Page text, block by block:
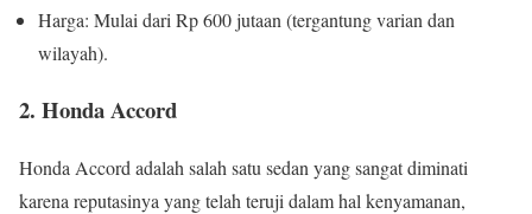
Harga: Mulai dari Rp 600 jutaan (tergantung varian dan
wilayah).
2. Honda Accord
Honda Accord adalah salah satu sedan yang sangat diminati
karena reputasinya yang telah teruji dalam hal kenyamanan,